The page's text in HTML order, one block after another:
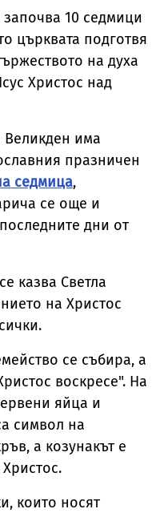
10 седмици
църквата подготвя
на духа
Христос над
Великден има
празничен
седмица,
се още и
дни от
казва Светла
на Христос
се събира, а
воскресе". На
яйца и
символ на
а козунакът е
които носят